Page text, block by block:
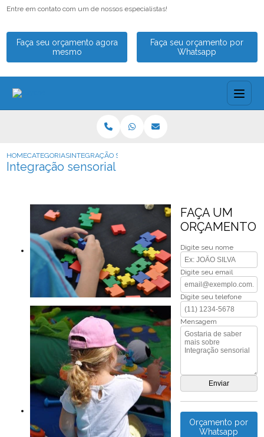
Entre em contato com um de nossos especialistas!
Faça seu orçamento agora
mesmo
Faça seu orçamento por
Whatsapp
HOMECATEGORIASINTEGRAÇÃO SENSORIAL
Integração sensorial
FAÇA UM
ORÇAMENTO
Digite seu nome
Digite seu email
Digite seu telefone
Mensagem
Orçamento por
Whatsapp